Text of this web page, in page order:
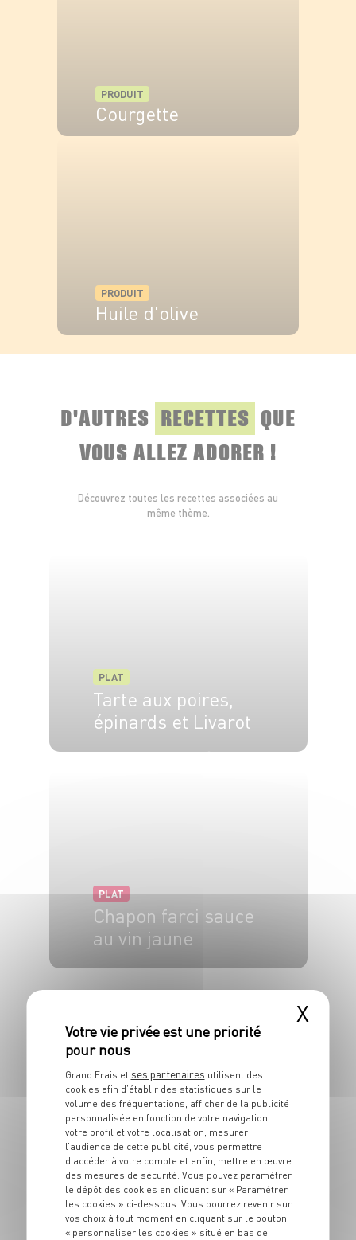
PRODUIT
Courgette
PRODUIT
Huile d'olive
D'AUTRES RECETTES QUE
VOUS ALLEZ ADORER !
Découvrez toutes les recettes associées au
même thème.
PLAT
Tarte aux poires,
épinards et Livarot
PLAT
Chapon farci sauce
au vin jaune
PLAT
Paupiettes de veau
à la crème
4 pers. 15 min 30 min
X
Grand Frais et ses partenaires utilisent des
cookies afin d’établir des statistiques sur le
volume des fréquentations, afficher de la publicité
personnalisée en fonction de votre navigation,
votre profil et votre localisation, mesurer
l’audience de cette publicité, vous permettre
d’accéder à votre compte et enfin, mettre en œuvre
des mesures de sécurité. Vous pouvez paramétrer
le dépôt des cookies en cliquant sur « Paramétrer
les cookies » ci-dessous. Vous pourrez revenir sur
vos choix à tout moment en cliquant sur le bouton
« personnaliser les cookies » situé en bas de